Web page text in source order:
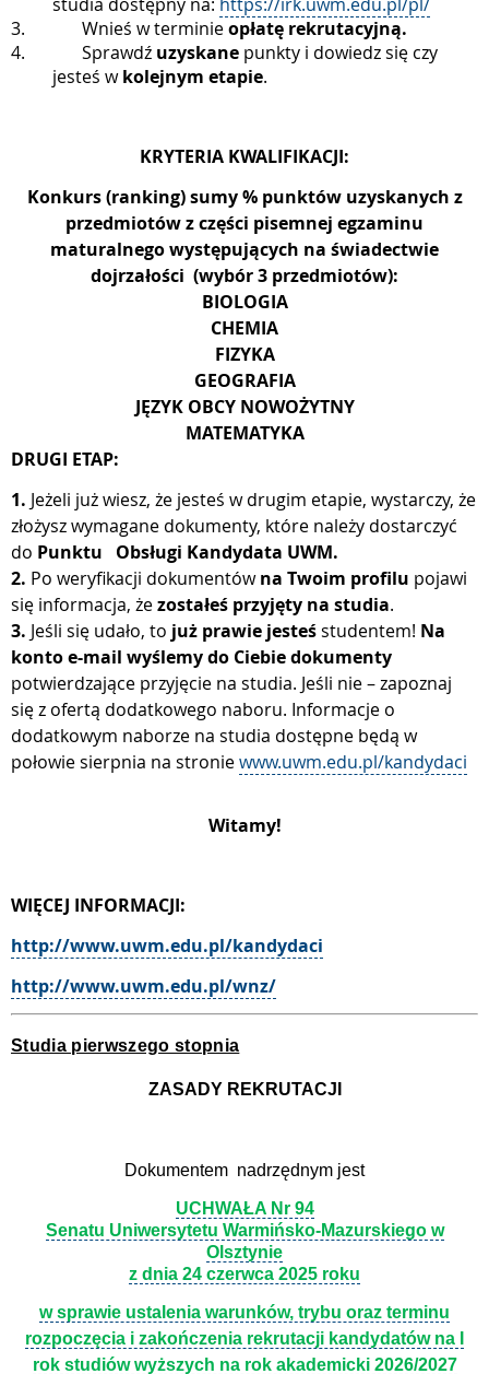
3.
Wnieś w terminieopłatę rekrutacyjną.
4.
Sprawdź uzyskane punkty i dowiedz się czy
jesteś wkolejnym etapie.
KRYTERIA KWALIFIKACJI:
Konkurs (ranking) sumy % punktów uzyskanych z
przedmiotów z części pisemnej egzaminu
maturalnego występujących na świadectwie
dojrzałości (wybór 3 przedmiotów):
BIOLOGIA
CHEMIA
FIZYKA
GEOGRAFIA
JĘZYK OBCY NOWOŻYTNY
MATEMATYKA
DRUGI ETAP:
1. Jeżeli już wiesz, że jesteś w drugim etapie, wystarczy, że
złożysz wymagane dokumenty, które należy dostarczyć
do Punktu Obsługi Kandydata UWM.
2. Po weryfikacji dokumentówna Twoim profilu pojawi
się informacja, żezostałeś przyjęty na studia.
3. Jeśli się udało, to już prawie jesteśstudentem! Na
konto e-mail wyślemy do Ciebie dokumenty
potwierdzające przyjęcie na studia. Jeśli nie – zapoznaj
się z ofertą dodatkowego naboru. Informacje o
dodatkowym naborze na studia dostępne będą w
połowie sierpnia na stroniewww.uwm.edu.pl/kandydaci
Witamy!
WIĘCEJ INFORMACJI:
http://www.uwm.edu.pl/kandydaci
http://www.uwm.edu.pl/wnz/
Studia pierwszego stopnia
ZASADY REKRUTACJI
Dokumentem nadrzędnym jest
UCHWAŁA Nr 94
Senatu Uniwersytetu Warmińsko-Mazurskiego w
Olsztynie
z dnia 24 czerwca 2025 roku
w sprawie ustalenia warunków, trybu oraz terminu
rozpoczęcia i zakończenia rekrutacji kandydatów na I
rok studiów wyższych na rok akademicki 2026/2027